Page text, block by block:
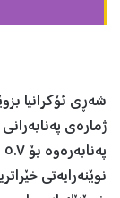
نوێنەرایەتی